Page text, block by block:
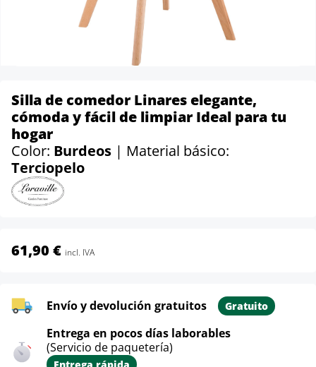
Silla de comedor Linares elegante,
cómoda y fácil de limpiar Ideal para tu
hogar
Color: Burdeos | Material básico:
Terciopelo
61,90 € incl. IVA
Envío y devolución gratuitos Gratuito
Entrega en pocos días laborables
(Servicio de paquetería)